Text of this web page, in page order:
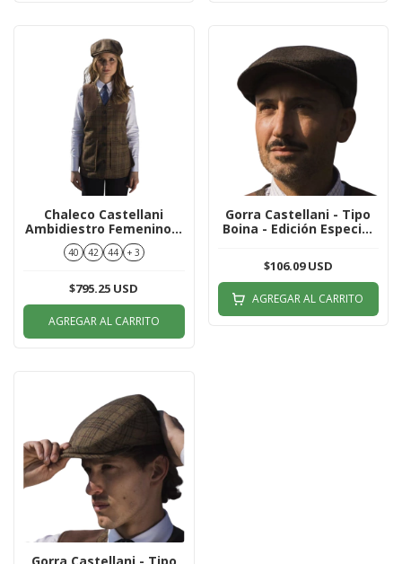
Chaleco Castellani
Ambidiestro Femenino –
Edición Especial Clásico
York
40 42 44 + 3
$795.25 USD
AGREGAR AL CARRITO
Gorra Castellani - Tipo
Boina - Edición Especial
$106.09 USD
AGREGAR AL CARRITO
Gorra Castellani - Tipo